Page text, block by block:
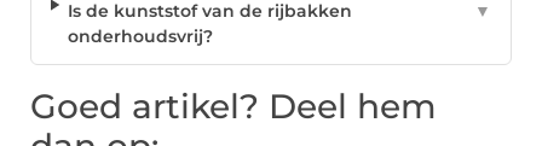
Is de kunststof van de rijbakken
onderhoudsvrij?
▼
Goed artikel? Deel hem